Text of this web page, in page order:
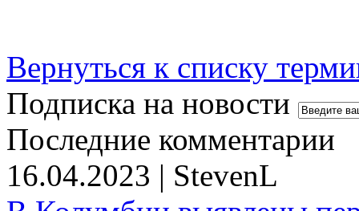
Вернуться к списку
Подписка на новости
Последние комментарии
16.04.2023 | StevenL